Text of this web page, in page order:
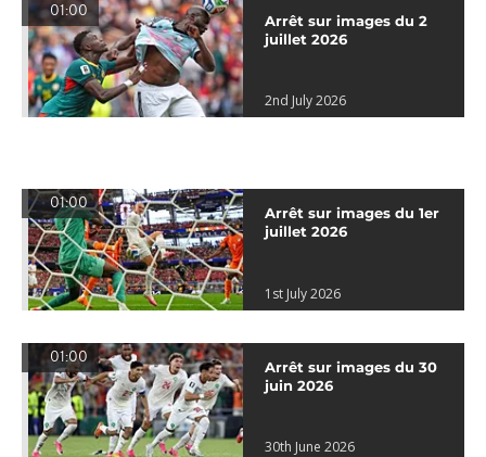
01:00
Arrêt sur images du 2
juillet 2026
2nd July 2026
01:00
Arrêt sur images du 1er
juillet 2026
1st July 2026
01:00
Arrêt sur images du 30
juin 2026
30th June 2026